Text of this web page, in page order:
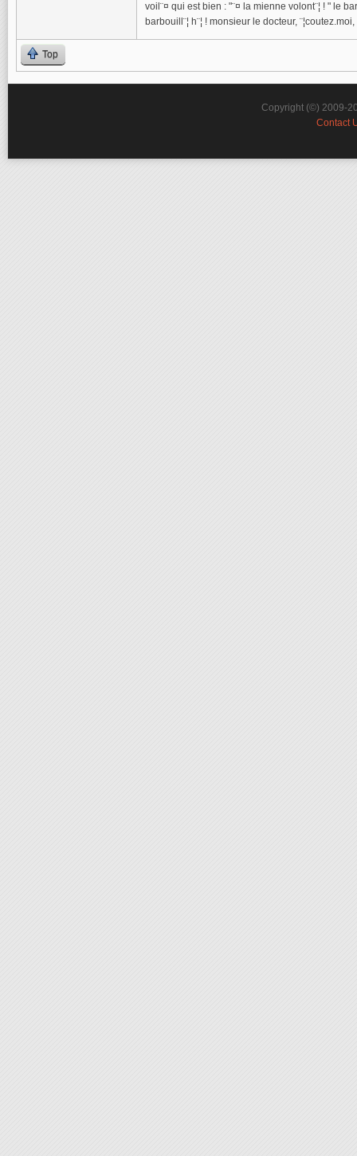
voil¨¤ qui est bien : "¨¤ la mienne volont¨¦ ! " le
barbouill¨¦ h¨¦ ! monsieur le docteur,
Top
Copyright (©) 2009-
Contact